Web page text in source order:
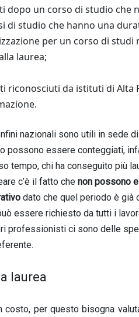
dopo un corso di studio che
di studio che hanno una
per un corso di
laurea;
riconosciuti da istituti di Alta
nazionali sono utili in sede
possono essere conteggiati,
tempo, chi ha conseguito più
c’è il fatto che non possono
dato che quel periodo è già
essere richiesto da tutti i
professionisti ci sono delle
laurea
costo, per questo bisogna